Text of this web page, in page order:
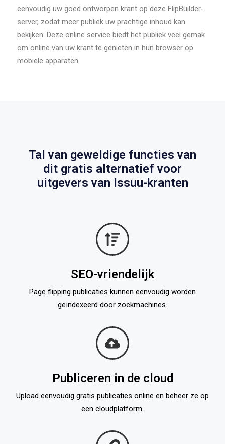
eenvoudig uw goed ontworpen krant op deze FlipBuilder-
server, zodat meer publiek uw prachtige inhoud kan
bekijken. Deze online service biedt het publiek veel gemak
om online van uw krant te genieten in hun browser op
mobiele apparaten.
Tal van geweldige functies van
dit gratis alternatief voor
uitgevers van Issuu-kranten
SEO-vriendelijk
Page flipping publicaties kunnen eenvoudig worden
geïndexeerd door zoekmachines.
Publiceren in de cloud
Upload eenvoudig gratis publicaties online en beheer ze op
een cloudplatform.